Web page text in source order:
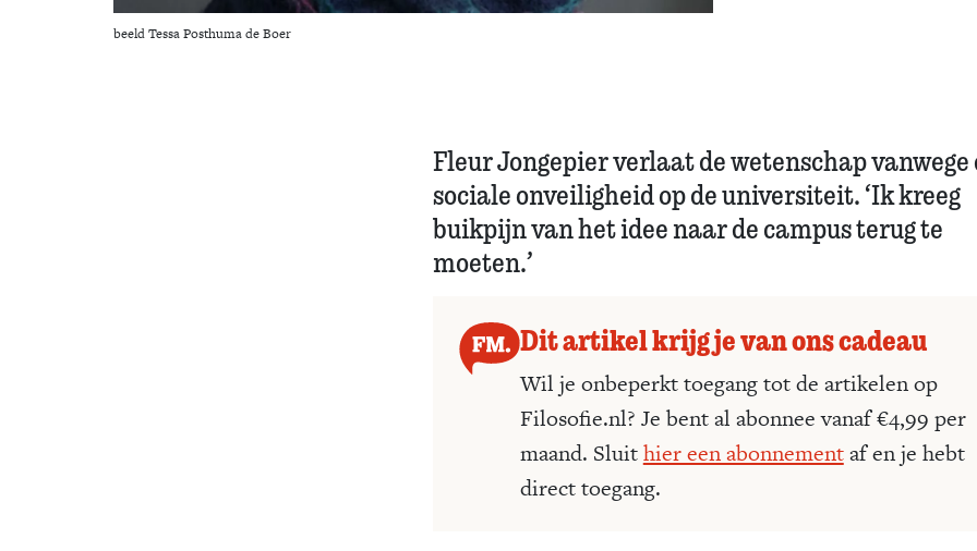
beeld Tessa Posthuma de Boer
Fleur Jongepier verlaat de wetenschap vanwege
sociale onveiligheid op de universiteit. ‘Ik kreeg
buikpijn van het idee naar de campus terug te
moeten.’
Dit artikel krijg je van ons cadeau
Wil je onbeperkt toegang tot de artikelen op
Filosofie.nl? Je bent al abonnee vanaf €4,99 per
maand. Sluithier een abonnementaf en je hebt
direct toegang.